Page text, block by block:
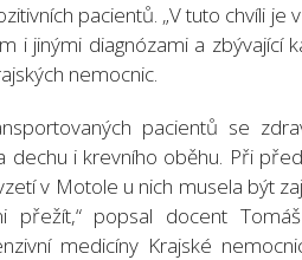
pacientů. „V tuto chvíli
i jinými diagnózami a zbývající
nemocnic.
pacientů se
dechu i krevního oběhu. Při
v Motole u nich musela být
přežít,“ popsal docent
medicíny Krajské